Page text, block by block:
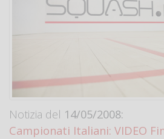
Notizia del 14/05/2008:
Campionati Italiani: VIDEO